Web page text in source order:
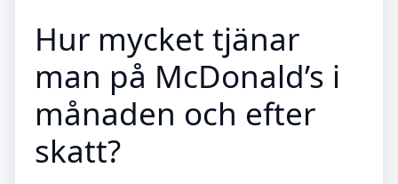
Hur mycket tjänar
man på McDonald’s i
månaden och efter
skatt?